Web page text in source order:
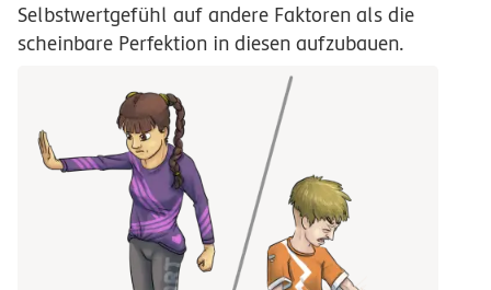
Selbstwertgefühl auf andere Faktoren als die
scheinbare Perfektion in diesen aufzubauen.